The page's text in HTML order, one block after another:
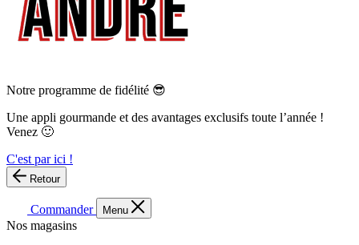
Notre programme de fidélité 😎
Une appli gourmande et des avantages exclusifs toute l’année !
Venez 🙂
C'est par ici !
Retour
Commander Menu
Nos magasins